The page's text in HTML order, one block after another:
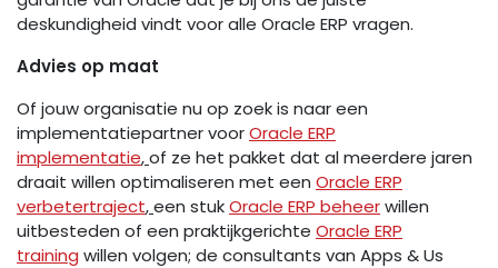
deskundigheid vindt voor alle Oracle ERP vragen.
Advies op maat
Of jouw organisatie nu op zoek is naar een
implementatiepartner voorOracle ERP
implementatie,of ze het pakket dat al meerdere jaren
draait willen optimaliseren met een Oracle ERP
verbetertraject,een stukOracle ERP beheerwillen
uitbesteden of een praktijkgerichte Oracle ERP
training willen volgen; de consultants van Apps & Us